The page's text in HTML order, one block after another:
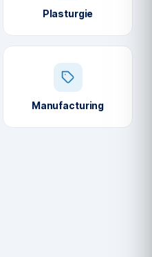
Plasturgie
Manufacturing